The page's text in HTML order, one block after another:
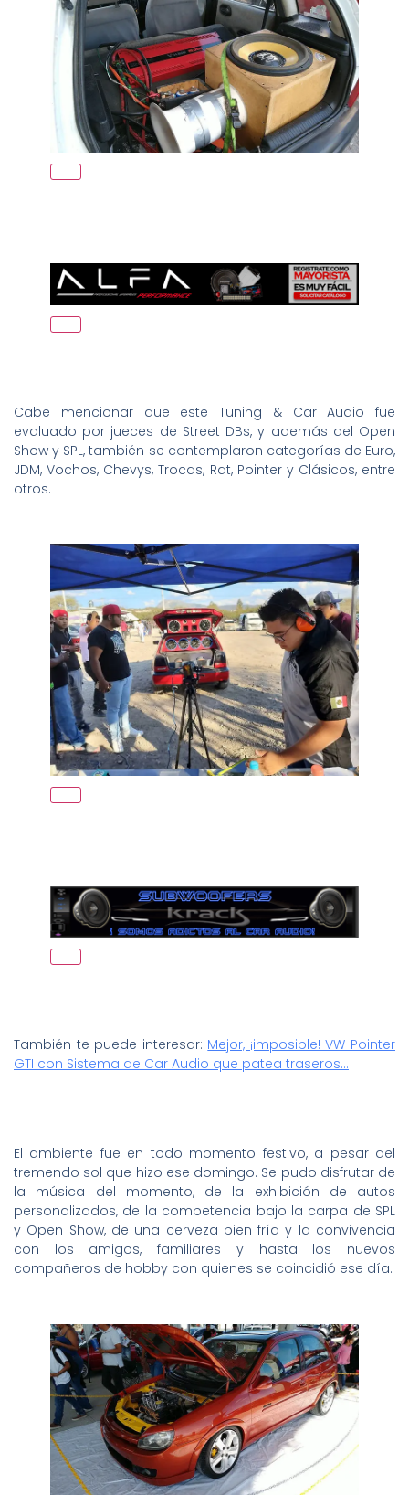
Cabe mencionar que este Tuning & Car Audio fue
evaluado por jueces de Street DBs, y además del Open
Show y SPL, también se contemplaron categorías de Euro,
JDM, Vochos, Chevys, Trocas, Rat, Pointer y Clásicos, entre
otros.
También te puede interesar: Mejor, ¡imposible! VW Pointer
GTI con Sistema de Car Audio que patea traseros…
El ambiente fue en todo momento festivo, a pesar del
tremendo sol que hizo ese domingo. Se pudo disfrutar de
la música del momento, de la exhibición de autos
personalizados, de la competencia bajo la carpa de SPL
y Open Show, de una cerveza bien fría y la convivencia
con los amigos, familiares y hasta los nuevos
compañeros de hobby con quienes se coincidió ese día.